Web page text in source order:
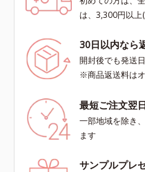
は、3,300円以上
30日以内なら
開封後でも発送
※商品返送料は
最短ご注文翌
一部地域を除き
ます
サンプルプレ